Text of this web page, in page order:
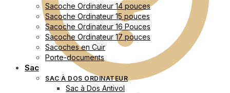
Sacoche Ordinateur 14 pouces
Sacoche Ordinateur 15 pouces
Sacoche Ordinateur 16 Pouces
Sacoche Ordinateur 17 pouces
Sacoches en Cuir
Porte-documents
Sac
SAC À DOS ORDINATEUR
Sac à Dos Antivol